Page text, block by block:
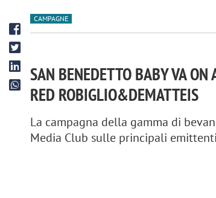
CAMPAGNE
SAN BENEDETTO BABY VA ON
RED ROBIGLIO&DEMATTEIS
La campagna della gamma di
Media Club sulle principali